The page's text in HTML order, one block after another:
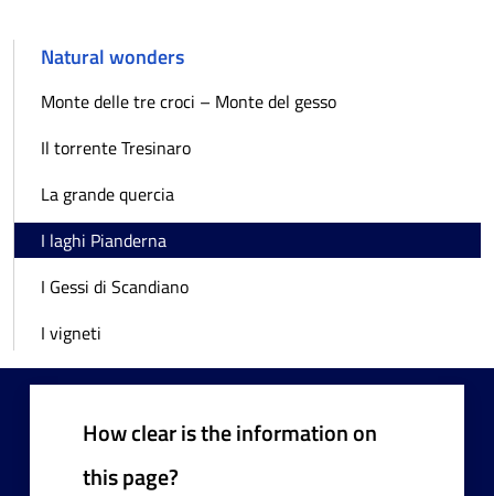
Natural wonders
Monte delle tre croci – Monte del gesso
Il torrente Tresinaro
La grande quercia
I laghi Pianderna
I Gessi di Scandiano
I vigneti
How clear is the information on
this page?